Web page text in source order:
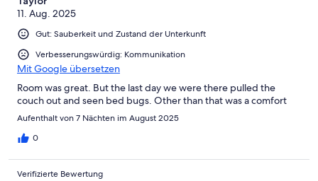
11. Aug. 2025
Gut: Sauberkeit und Zustand der Unterkunft
Verbesserungswürdig: Kommunikation
Mit Google übersetzen
Room was great. But the last day we were there pulled the
couch out and seen bed bugs. Other than that was a comfort
Aufenthalt von 7 Nächten im August 2025
0
Verifizierte Bewertung